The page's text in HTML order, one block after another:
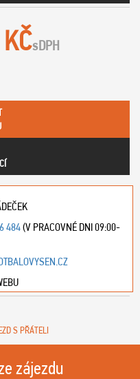
sDPH
484(V PRACOVNÉ DNI 09:00-
S PŘÁTELI
zájezdu